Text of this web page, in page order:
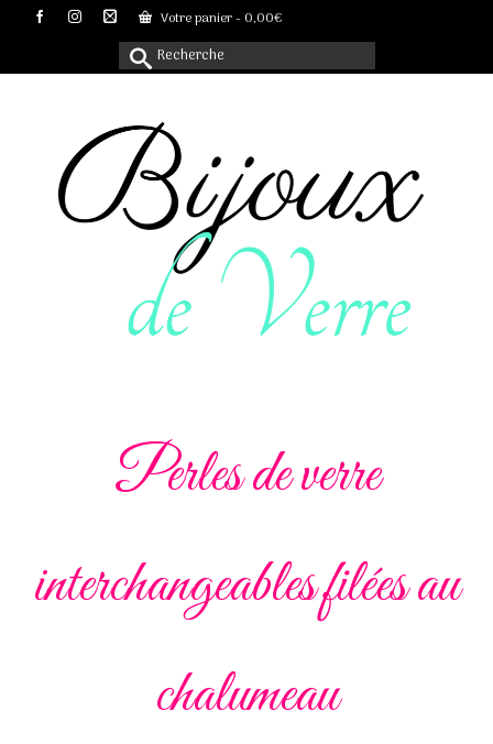
Votre panier- 0,00€
Rechercher :
Perles de verre
interchangeables filées au
chalumeau